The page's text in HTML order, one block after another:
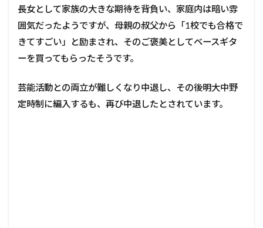
長女として家族の大きな期待を背負い、家庭内は暗い雰
囲気だったようですが、母親の叔父から「1校でも合格で
きてすごい」と励まされ、そのご褒美としてベースギタ
ーを買ってもらったそうです。
芸能活動との両立が難しくなり中退し、その後明大中野
定時制に編入するも、再び中退したとされています。